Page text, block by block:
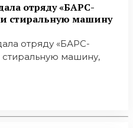
отряду «БАРС-
стиральную машину
отряду «БАРС-
машину,